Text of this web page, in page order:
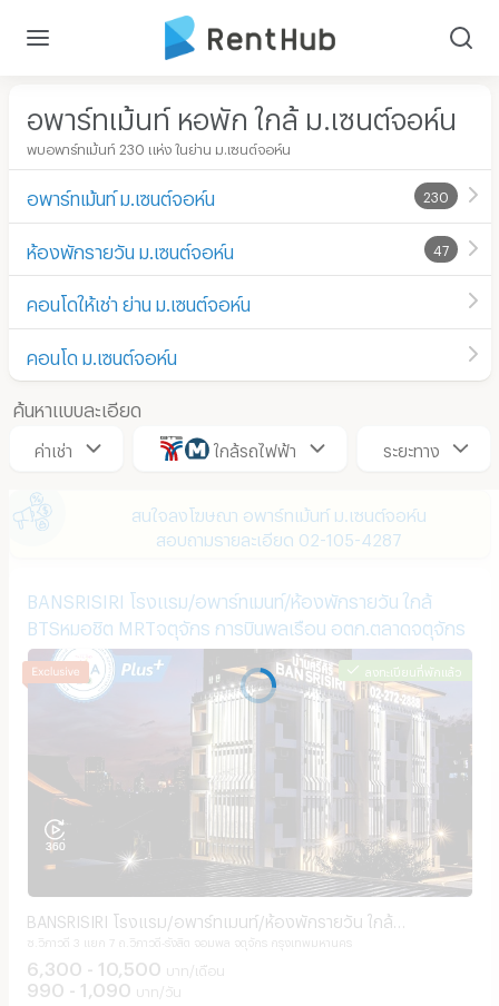
อพาร์ทเม้นท์ หอพัก ใกล้ ม.เซนต์จอห์น
พบอพาร์ทเม้นท์ 230 แห่ง ในย่าน ม.เซนต์จอห์น
อพาร์ทเม้นท์ ม.เซนต์จอห์น 230
ห้องพักรายวัน ม.เซนต์จอห์น 47
คอนโดให้เช่า ย่าน ม.เซนต์จอห์น
คอนโด ม.เซนต์จอห์น
ค้นหาแบบละเอียด
ค่าเช่า ใกล้รถไฟฟ้า ระยะทาง
สนใจลงโฆษณา อพาร์ทเม้นท์ ม.เซนต์จอห์น
สอบถามรายละเอียด 02-105-4287
BANSRISIRI โรงแรม/อพาร์ทเมนท์/ห้องพักรายวัน ใกล้
BTSหมอชิต MRTจตุจักร การบินพลเรือน อตก.ตลาดจตุจักร
ลงทะเบียนที่พักแล้ว
BANSRISIRI โรงแรม/อพาร์ทเมนท์/ห้องพักรายวัน ใกล้
BTSหมอชิต MRTจตุจักร การบินพลเรือน อตก.ตลาดจตุจักร
ซ.วิภาวดี 3 แยก 7 ถ.วิภาวดี-รังสิต จอมพล จตุจักร กรุงเทพมหานคร
6,300 - 10,500 บาท/เดือน
990 - 1,090 บาท/วัน